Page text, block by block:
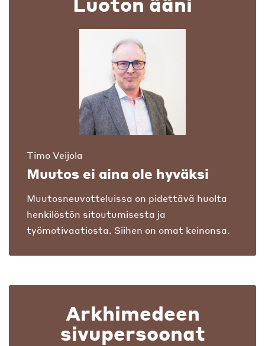
Timo Veijola
Muutos ei aina ole hyväksi
Muutosneuvotteluissa on pidettävä huolta
henkilöstön sitoutumisesta ja
työmotivaatiosta. Siihen on omat keinonsa.
Arkhimedeen
sivupersoonat